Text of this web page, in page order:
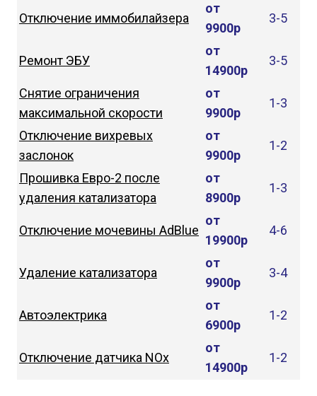
Отключение иммобилайзера
от
9900р
3-5
Ремонт ЭБУ
от
14900р
3-5
Снятие ограничения
максимальной скорости
от
9900р
1-3
Отключение вихревых
заслонок
от
9900р
1-2
Прошивка Евро-2 после
удаления катализатора
от
8900р
1-3
Отключение мочевины AdBlue
от
19900р
4-6
Удаление катализатора
от
9900р
3-4
Автоэлектрика
от
6900р
1-2
Отключение датчика NOx
от
14900р
1-2